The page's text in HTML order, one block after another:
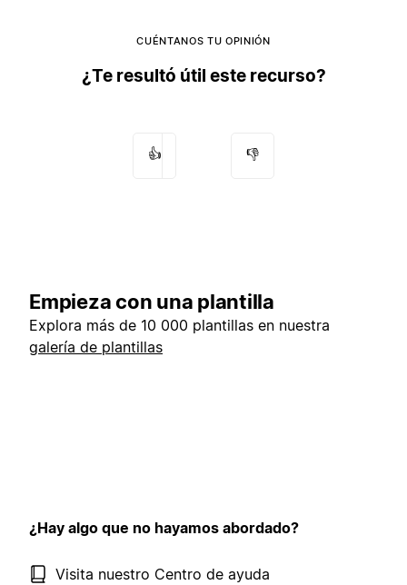
CUÉNTANOS TU OPINIÓN
¿Te resultó útil este recurso?
👍 👎
Empieza con una plantilla
Explora más de 10 000 plantillas en nuestra
galería de plantillas
¿Hay algo que no hayamos abordado?
Visita nuestro Centro de ayuda